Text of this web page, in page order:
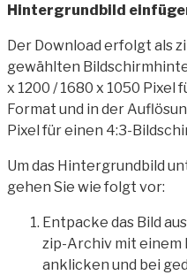
Hintergrundbild
Der Download erfolgt als
gewählten
x 1200 / 1680 x 1050 Pixel
Format und in der
Pixel für einen 4:3-
Um das Hintergrundbild
gehen Sie wie folgt vor:
Entpacke das Bild
zip-Archiv mit einem
anklicken und bei